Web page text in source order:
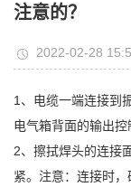
注意的？
2022-02-28
1、电缆一端连接到
电气箱背面的输出控
2、擦拭焊头的连接
紧。注意：连接时